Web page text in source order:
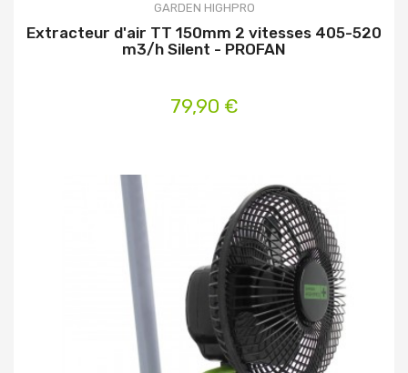
GARDEN HIGHPRO
Extracteur d'air TT 150mm 2 vitesses 405-520
m3/h Silent - PROFAN
79,90 €